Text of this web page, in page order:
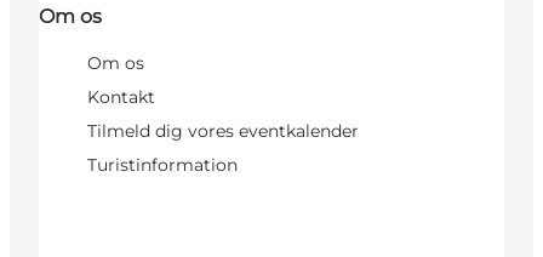
Om os
Om os
Kontakt
Tilmeld dig vores eventkalender
Turistinformation